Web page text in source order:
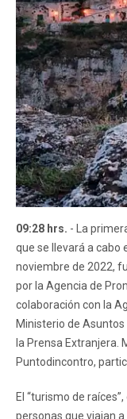
09:28 hrs. - La
que se llevará a cabo
noviembre de 2022,
por la Agencia de
colaboración con la
Ministerio de
la Prensa Extranjera.
Puntodincontro,
El “turismo de
personas que viajan